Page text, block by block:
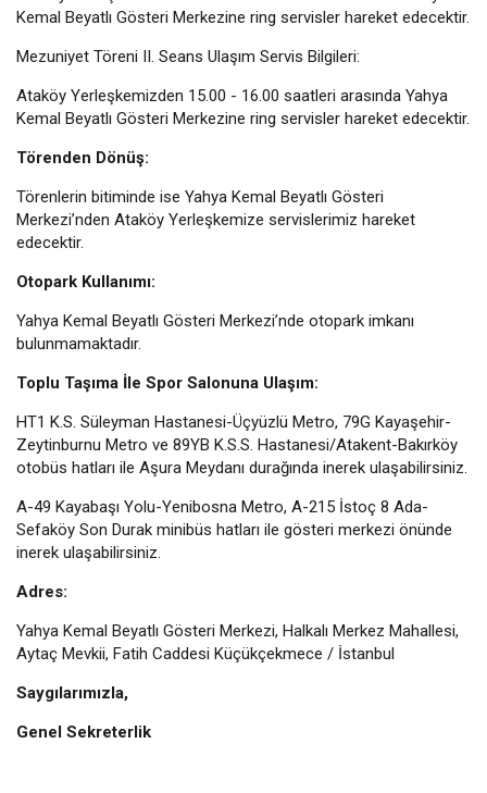
Kemal Beyatlı Gösteri Merkezine ring servisler hareket edecektir.
Mezuniyet Töreni II. Seans Ulaşım Servis Bilgileri:
Ataköy Yerleşkemizden 15.00 - 16.00 saatleri arasında Yahya
Kemal Beyatlı Gösteri Merkezine ring servisler hareket edecektir.
Törenden Dönüş:
Törenlerin bitiminde ise Yahya Kemal Beyatlı Gösteri
Merkezi’nden Ataköy Yerleşkemize servislerimiz hareket
edecektir.
Otopark Kullanımı:
Yahya Kemal Beyatlı Gösteri Merkezi’nde otopark imkanı
bulunmamaktadır.
Toplu Taşıma İle Spor Salonuna Ulaşım:
HT1 K.S. Süleyman Hastanesi-Üçyüzlü Metro, 79G Kayaşehir-
Zeytinburnu Metro ve 89YB K.S.S. Hastanesi/Atakent-Bakırköy
otobüs hatları ile Aşura Meydanı durağında inerek ulaşabilirsiniz.
A-49 Kayabaşı Yolu-Yenibosna Metro, A-215 İstoç 8 Ada-
Sefaköy Son Durak minibüs hatları ile gösteri merkezi önünde
inerek ulaşabilirsiniz.
Adres:
Yahya Kemal Beyatlı Gösteri Merkezi, Halkalı Merkez Mahallesi,
Aytaç Mevkii, Fatih Caddesi Küçükçekmece / İstanbul
Saygılarımızla,
Genel Sekreterlik